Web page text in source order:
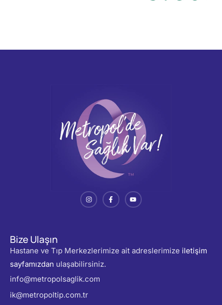
Bize Ulaşın
Hastane ve Tıp Merkezlerimize ait adreslerimize iletişim
sayfamızdan ulaşabilirsiniz.
info@metropolsaglik.com
ik@metropoltip.com.tr